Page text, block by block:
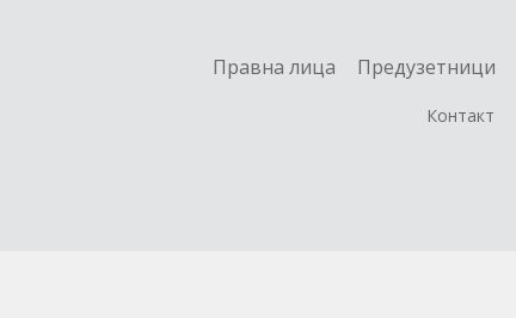
Правна лица Предузетници
Контакт